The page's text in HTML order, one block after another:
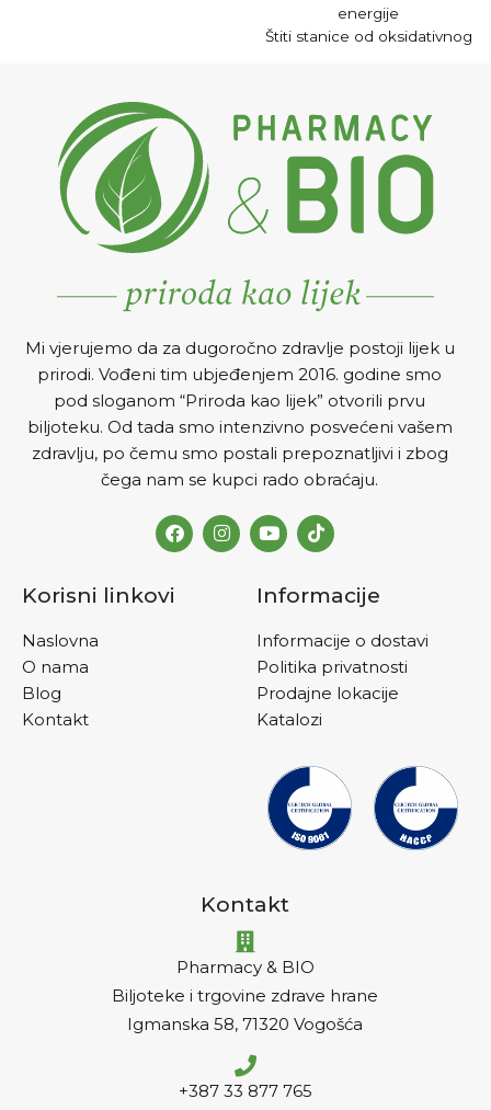
energije
Štiti stanice od oksidativnog
izdržljivost, moždane
funkcije i pamćenje
Za pravilnu funkciju srca,
smanjuje rizik od
ateroskleroze.
Mi vjerujemo da za dugoročno zdravlje postoji lijek u
prirodi. Vođeni tim ubjeđenjem 2016. godine smo
pod sloganom “Priroda kao lijek” otvorili prvu
biljoteku. Od tada smo intenzivno posvećeni vašem
zdravlju, po čemu smo postali prepoznatljivi i zbog
čega nam se kupci rado obraćaju.
Korisni linkovi
Naslovna
O nama
Blog
Kontakt
Informacije
Informacije o dostavi
Politika privatnosti
Prodajne lokacije
Katalozi
Kontakt
Pharmacy & BIO
Biljoteke i trgovine zdrave hrane
Igmanska 58, 71320 Vogošća
+387 33 877 765